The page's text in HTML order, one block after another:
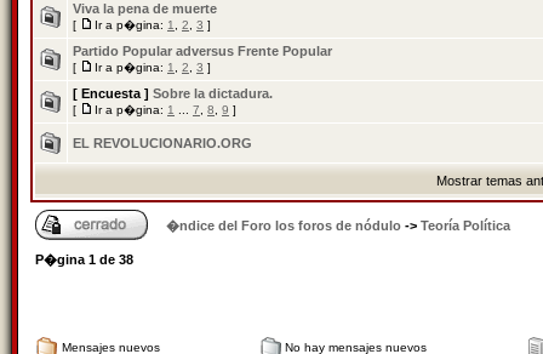
Viva la pena de muerte
[ Ir a p�gina: 1 2 3 ]
Partido Popular adversus Frente Popular
[ Ir a p�gina: 1 2 3 ]
[ Encuesta ] Sobre la dictadura.
[ Ir a p�gina: 1 7 8 9 ]
EL REVOLUCIONARIO.ORG
Mostrar temas
�ndice del Foro los foros de nódulo -> Teoría Política
P�gina 1 de 38
Mensajes nuevos No hay mensajes nuevos